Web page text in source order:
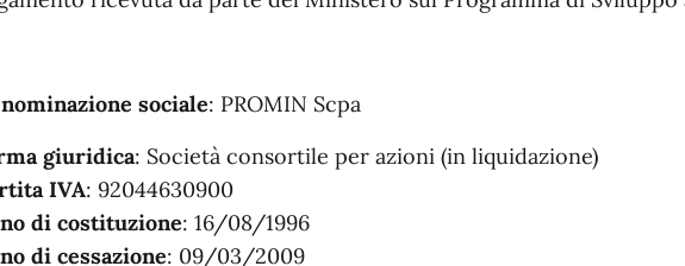
sociale: PROMIN Scpa
giuridica: Società consortile per azioni (in liquidazione)
IVA: 92044630900
di costituzione: 16/08/1996
di cessazione: 09/03/2009